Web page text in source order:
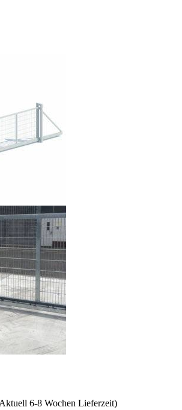
6-8 Wochen Lieferzeit)